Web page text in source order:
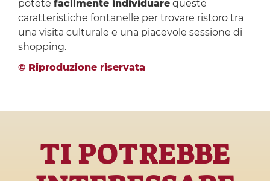
potete facilmente individuarequeste
caratteristiche fontanelle per trovare ristoro tra
una visita culturale e una piacevole sessione di
shopping.
© Riproduzione riservata
TI POTREBBE